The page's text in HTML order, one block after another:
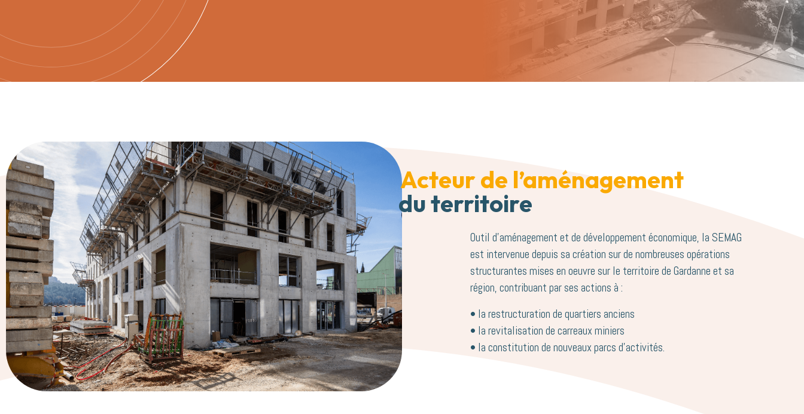
Acteur de l’aménagement
du territoire
Outil d’aménagement et de développement économique, la SEMAG
est intervenue depuis sa création sur de nombreuses opérations
structurantes mises en oeuvre sur le territoire de Gardanne et sa
région, contribuant par ses actions à :
• la restructuration de quartiers anciens
• la revitalisation de carreaux miniers
• la constitution de nouveaux parcs d’activités.